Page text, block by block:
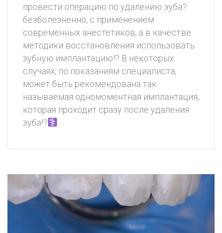
провести операцию по удалению зуба?
безболезненно, с применением
современных анестетиков, а в качестве
методики восстановления использовать
зубную имплантацию!? В некоторых
случаях, по показаниям специалиста,
может быть рекомендована так
называемая одномоментная имплантация,
которая проходит сразу после удаления
зуба!?‍